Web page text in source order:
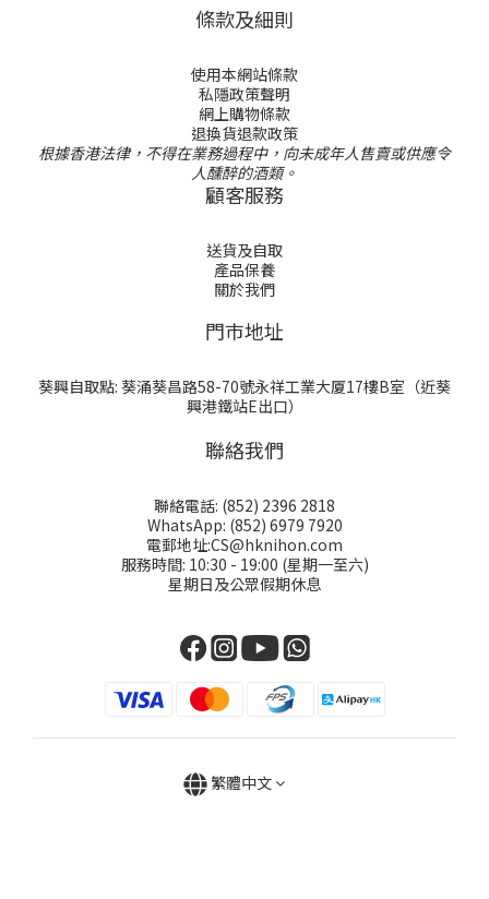
條款及細則
使用本網站條款
私隱政策聲明
網上購物條款
退換貨退款政策
根據香港法律，不得在業務過程中，向未成年人售賣或供應令
人醺醉的酒類。
顧客服務
送貨及自取
產品保養
關於我們
門巿地址
葵興自取點: 葵涌葵昌路58-70號永祥工業大厦17樓B室（近葵
興港鐵站E出口）
聯絡我們
聯絡電話: (852) 2396 2818
WhatsApp: (852) 6979 7920
電郵地址:CS@hknihon.com
服務時間: 10:30 - 19:00 (星期一至六)
星期日及公眾假期休息
繁體中文